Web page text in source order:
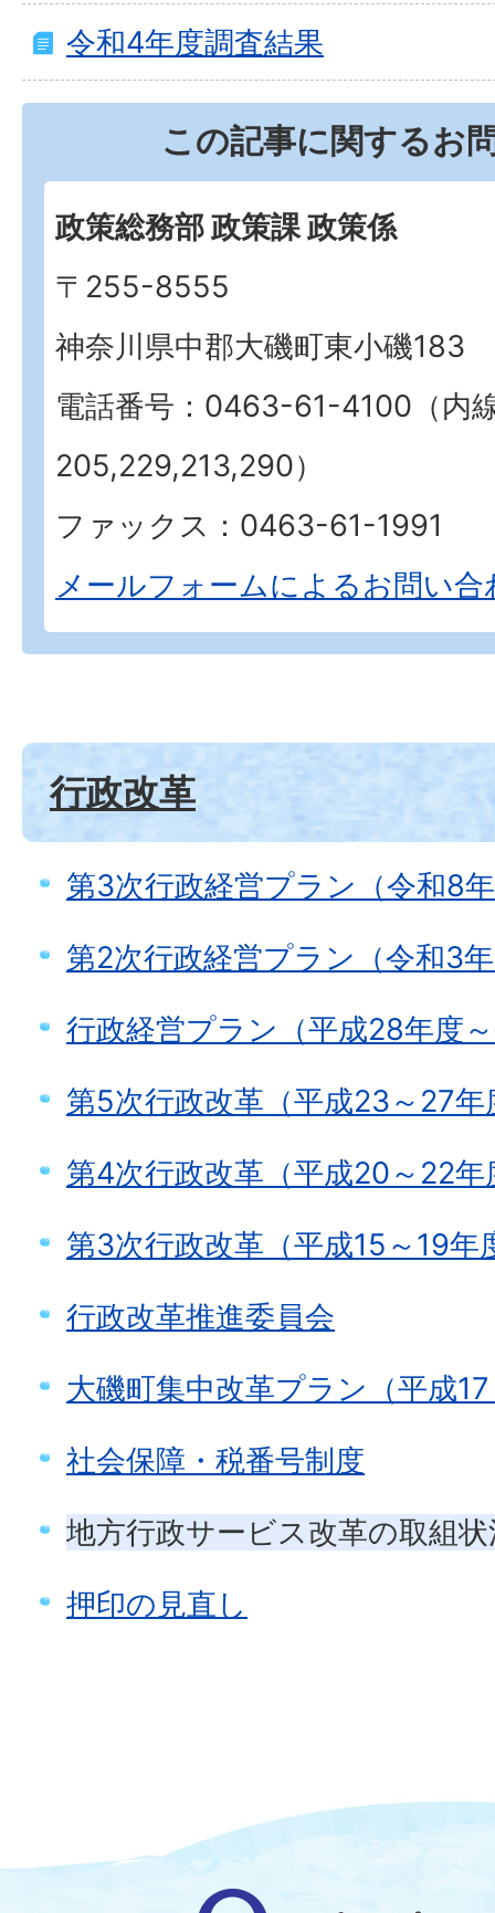
令和4年度調査結果
この記事に関するお
政策総務部 政策課 政策係
〒255-8555
神奈川県中郡大磯町東小磯183
電話番号：0463-61-4100（内
205,229,213,290）
ファックス：0463-61-1991
メールフォームによるお問い合
行政改革
第3次行政経営プラン（令和8
第2次行政経営プラン（令和3
行政経営プラン（平成28年度
第5次行政改革（平成23～27年
第4次行政改革（平成20～22年
第3次行政改革（平成15～19年
行政改革推進委員会
大磯町集中改革プラン（平成
社会保障・税番号制度
地方行政サービス改革の取組
押印の見直し